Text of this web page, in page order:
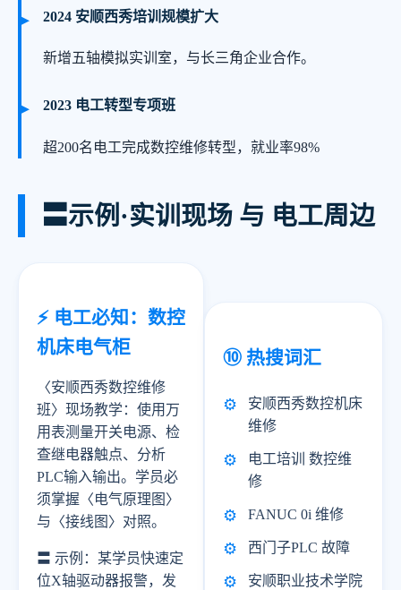
2024 安顺西秀培训规模扩大
新增五轴模拟实训室，与长三角企业合作。
2023 电工转型专项班
超200名电工完成数控维修转型，就业率98%
〓示例·实训现场 与 电工周边
⚡ 电工必知：数控
机床电气柜
〈安顺西秀数控维修
班〉现场教学：使用万
用表测量开关电源、检
查继电器触点、分析
PLC输入输出。学员必
须掌握〈电气原理图〉
与〈接线图〉对照。
〓 示例：某学员快速定
位X轴驱动器报警，发
⑩ 热搜词汇
安顺西秀数控机床
维修
电工培训 数控维
修
FANUC 0i 维修
西门子PLC 故障
安顺职业技术学院